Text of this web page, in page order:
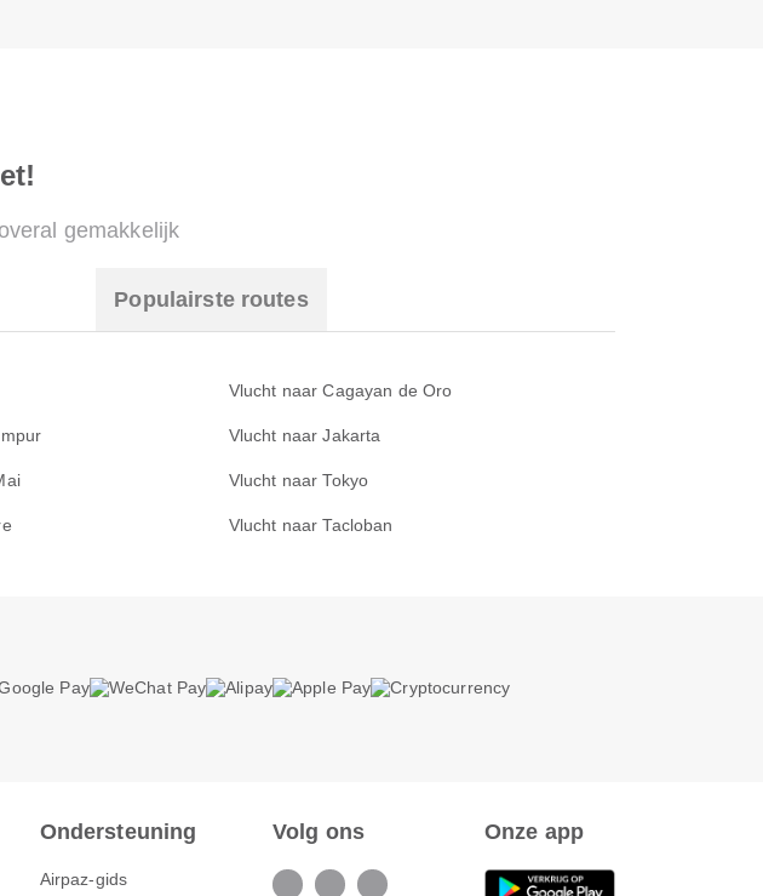
gemakkelijk
Populairste routes
Vlucht naar Cagayan de Oro
Vlucht naar Jakarta
Vlucht naar Tokyo
Vlucht naar Tacloban
Ondersteuning
Airpaz-gids
Volg ons Onze app